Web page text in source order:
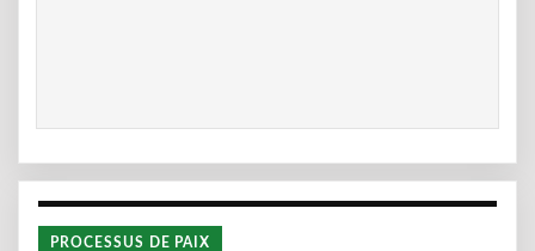
PROCESSUS DE PAIX